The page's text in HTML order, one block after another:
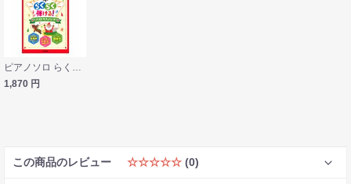
1,870 円
この商品のレビュー ☆☆☆☆☆ (0)